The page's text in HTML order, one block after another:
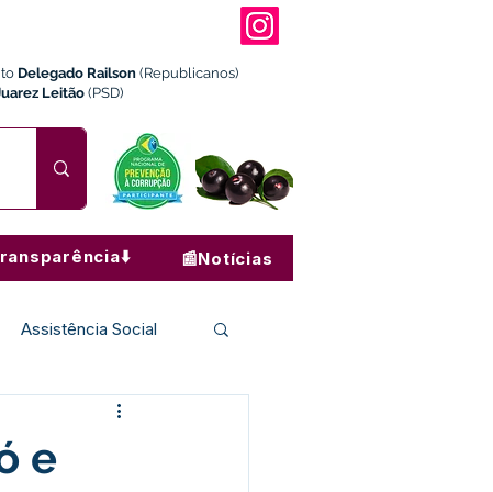
Delegado Railson (Republicanos)
Leitão (PSD)
📰Notícias
Assistência Social
Institucional e Governo
e